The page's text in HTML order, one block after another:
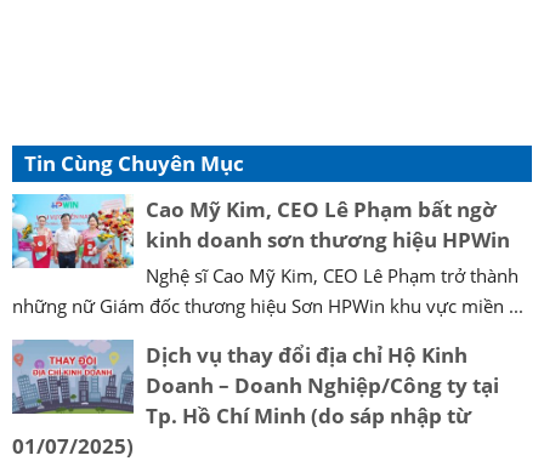
Tin Cùng Chuyên Mục
Cao Mỹ Kim, CEO Lê Phạm bất ngờ
kinh doanh sơn thương hiệu HPWin
Nghệ sĩ Cao Mỹ Kim, CEO Lê Phạm trở thành
những nữ Giám đốc thương hiệu Sơn HPWin khu vực miền ...
Dịch vụ thay đổi địa chỉ Hộ Kinh
Doanh – Doanh Nghiệp/Công ty tại
Tp. Hồ Chí Minh (do sáp nhập từ
01/07/2025)